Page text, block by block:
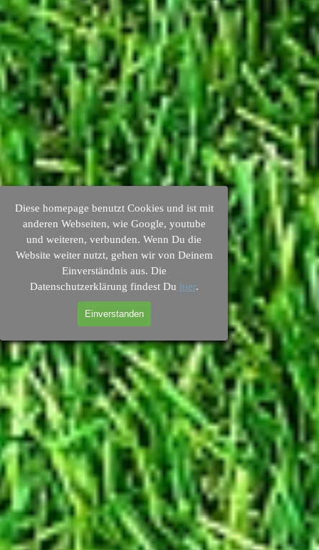
Diese homepage benutzt Cookies und ist mit
anderen Webseiten, wie Google, youtube
und weiteren, verbunden. Wenn Du die
Website weiter nutzt, gehen wir von Deinem
Einverständnis aus. Die
Datenschutzerklärung findest Du hier.
Einverstanden